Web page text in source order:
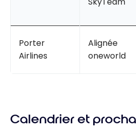
Porter
Airlines
Alignée
oneworld
Calendrier et